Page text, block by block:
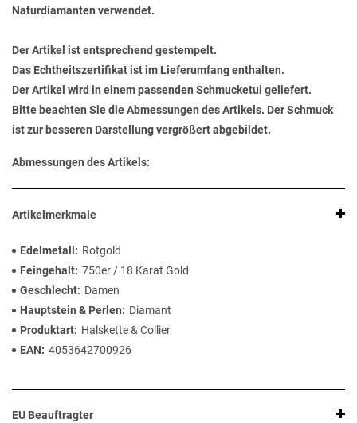
Naturdiamanten verwendet.
Der Artikel ist entsprechend gestempelt.
Das Echtheitszertifikat ist im Lieferumfang enthalten.
Der Artikel wird in einem passenden Schmucketui geliefert.
Bitte beachten Sie die Abmessungen des Artikels. Der Schmuck
ist zur besseren Darstellung vergrößert abgebildet.
Abmessungen des Artikels:
Artikelmerkmale
Edelmetall
Rotgold
Feingehalt 750er / 18 Karat Gold
Geschlecht
Damen
Hauptstein & Perlen
Diamant
Produktart
Halskette & Collier
EAN
4053642700926
EU Beauftragter